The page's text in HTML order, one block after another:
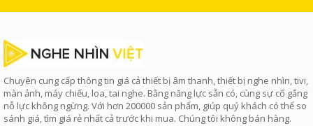
Chuyên cung cấp thông tin giá cả thiết bị âm thanh, thiết bị nghe nhìn, tivi,
màn ảnh, máy chiếu, loa, tai nghe. Bằng năng lực sẵn có, cùng sự cố gắng
nỗ lực không ngừng. Với hơn 200000 sản phẩm, giúp quý khách có thể so
sánh giá, tìm giá rẻ nhất cả trước khi mua. Chúng tôi không bán hàng.